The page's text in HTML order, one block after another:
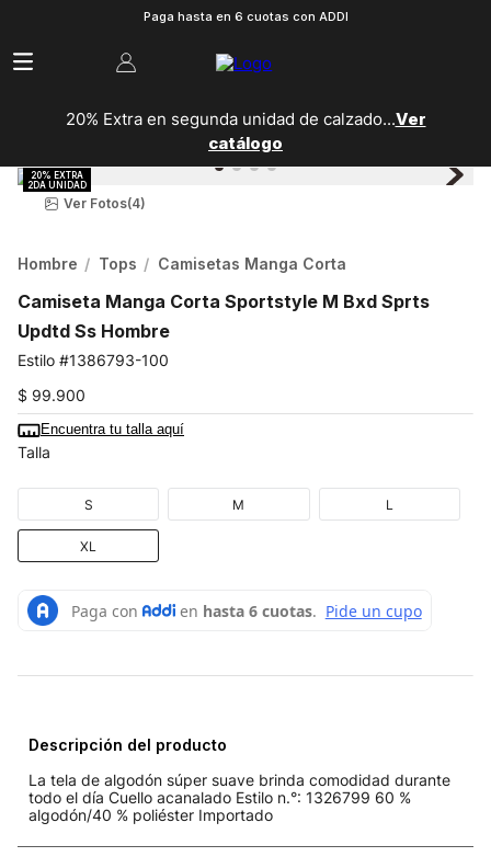
Paga hasta en 6 cuotas con ADDI
20% Extra en segunda unidad de calzado...Ver
catálogo
Ver Fotos(4)
Hombre Tops Camisetas Manga Corta
Camiseta Manga Corta Sportstyle M Bxd Sprts
Updtd Ss Hombre
1386793-100
$ 99.900
Encuentra tu talla aquí
Talla
S M L
XL
Descripción del producto
La tela de algodón súper suave brinda comodidad durante
todo el día Cuello acanalado Estilo n.°: 1326799 60 %
algodón/40 % poliéster Importado